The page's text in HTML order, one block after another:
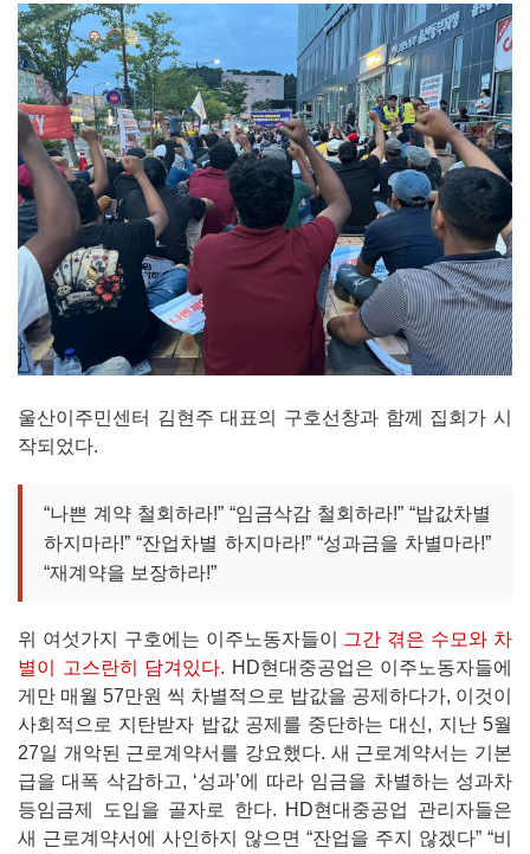
울산이주민센터 김현주 대표의 구호선창과 함께 집회가 시
작되었다.
“나쁜 계약 철회하라!” “임금삭감 철회하라!” “밥값차별
하지마라!” “잔업차별 하지마라!” “성과금을 차별마라!”
“재계약을 보장하라!”
위 여섯가지 구호에는 이주노동자들이 그간 겪은 수모와 차
별이 고스란히 담겨있다. HD현대중공업은 이주노동자들에
게만 매월 57만원 씩 차별적으로 밥값을 공제하다가, 이것이
사회적으로 지탄받자 밥값 공제를 중단하는 대신, 지난 5월
27일 개악된 근로계약서를 강요했다. 새 근로계약서는 기본
급을 대폭 삭감하고, ‘성과’에 따라 임금을 차별하는 성과차
등임금제 도입을 골자로 한다. HD현대중공업 관리자들은
새 근로계약서에 사인하지 않으면 “잔업을 주지 않겠다” “비